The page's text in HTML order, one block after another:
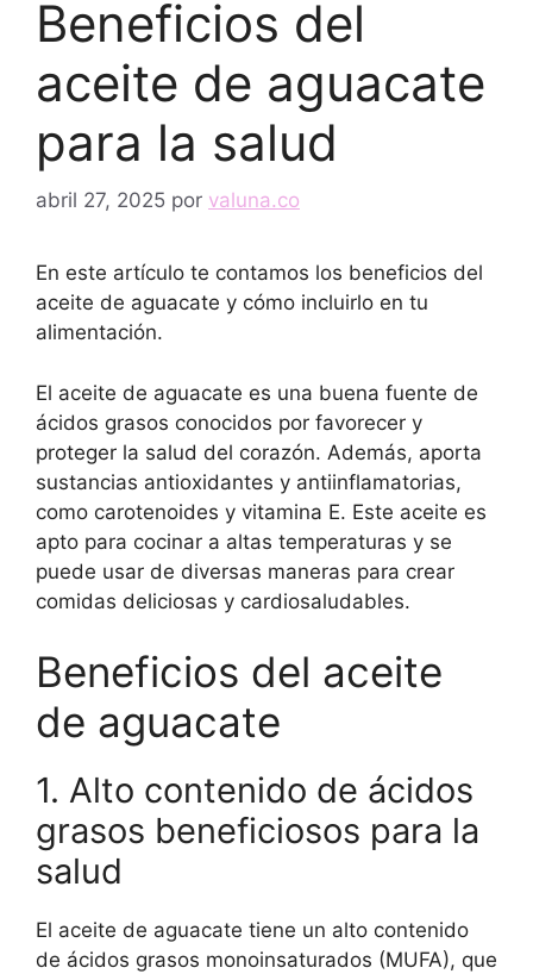
Beneficios del
aceite de aguacate
para la salud
abril 27, 2025 por valuna.co
En este artículo te contamos los beneficios del
aceite de aguacate y cómo incluirlo en tu
alimentación.
El aceite de aguacate es una buena fuente de
ácidos grasos conocidos por favorecer y
proteger la salud del corazón. Además, aporta
sustancias antioxidantes y antiinflamatorias,
como carotenoides y vitamina E. Este aceite es
apto para cocinar a altas temperaturas y se
puede usar de diversas maneras para crear
comidas deliciosas y cardiosaludables.
Beneficios del aceite
de aguacate
1. Alto contenido de ácidos
grasos beneficiosos para la
salud
El aceite de aguacate tiene un alto contenido
de ácidos grasos monoinsaturados (MUFA), que